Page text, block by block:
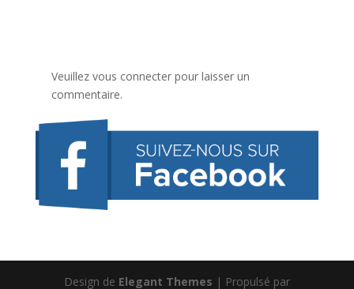
Veuillez vous connecter pour laisser un
commentaire.
Design de Elegant Themes | Propulsé par